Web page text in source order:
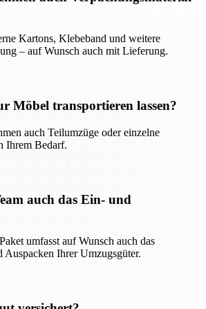
Kartons, Klebeband und weitere
– auf Wunsch auch mit Lieferung.
Möbel transportieren lassen?
auch Teilumzüge oder einzelne
Ihrem Bedarf.
auch das Ein- und
umfasst auf Wunsch auch das
Auspacken Ihrer Umzugsgüter.